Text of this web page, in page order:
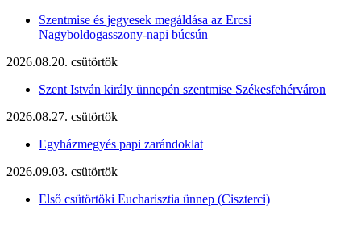
Szentmise és jegyesek megáldása az Ercsi
Nagyboldogasszony-napi búcsún
2026.08.20. csütörtök
Szent István király ünnepén szentmise Székesfehérváron
2026.08.27. csütörtök
Egyházmegyés papi zarándoklat
2026.09.03. csütörtök
Első csütörtöki Eucharisztia ünnep (Ciszterci)